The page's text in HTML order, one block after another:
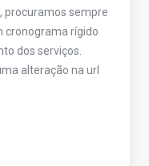
procuramos sempre
cronograma rígido
dos serviços.
alteração na url